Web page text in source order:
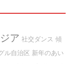
ア 社交ダンス 傾
ル自治区 新年のあい